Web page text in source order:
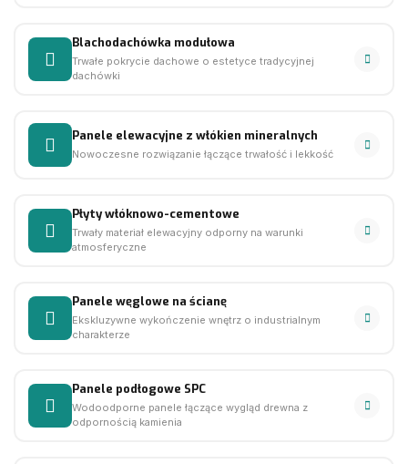
Blachodachówka modułowa
Trwałe pokrycie dachowe o estetyce tradycyjnej
dachówki
Panele elewacyjne z włókien mineralnych
Nowoczesne rozwiązanie łączące trwałość i lekkość
Płyty włóknowo-cementowe
Trwały materiał elewacyjny odporny na warunki
atmosferyczne
Panele węglowe na ścianę
Ekskluzywne wykończenie wnętrz o industrialnym
charakterze
Panele podłogowe SPC
Wodoodporne panele łączące wygląd drewna z
odpornością kamienia